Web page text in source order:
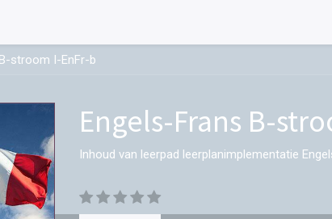
stroom I-EnFr-b
Engels-Frans B-
Inhoud van leerpad leerplanimplementatie